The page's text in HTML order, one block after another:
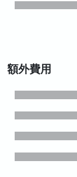
額外費用